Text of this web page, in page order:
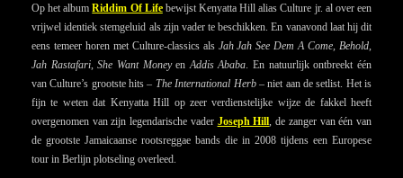
Op het albumRiddim Of Lifebewijst Kenyatta Hill alias Culture jr. al over een
vrijwel identiek stemgeluid als zijn vader te beschikken. En vanavond laat hij dit
eens temeer horen met Culture-classics als Jah Jah See Dem A Come, Behold
Jah Rastafari,She Want Moneyen Addis Ababa . En natuurlijk ontbreekt één
van Culture’s grootste hits – The International Herb– niet aan de setlist. Het is
fijn te weten dat Kenyatta Hill op zeer verdienstelijke wijze de fakkel heeft
overgenomen van zijn legendarische vader Joseph Hill , de zanger van één van
de grootste Jamaicaanse rootsreggae bands die in 2008 tijdens een Europese
tour in Berlijn plotseling overleed.